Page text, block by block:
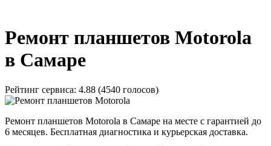
Ремонт планшетов Motorola
в Самаре
Рейтинг сервиса: 4.88 (4540 голосов)
Ремонт планшетов Motorola в Самаре на месте с гарантией до
6 месяцев. Бесплатная диагностика и курьерская доставка.